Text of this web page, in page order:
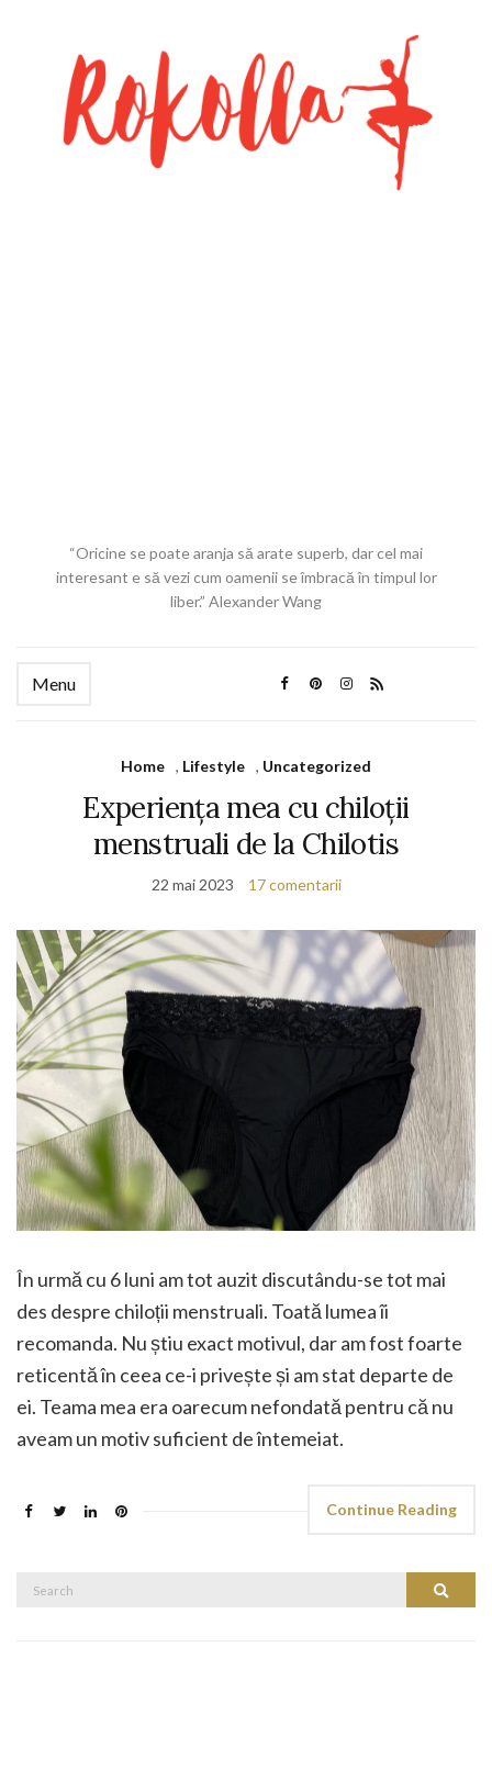
“Oricine se poate aranja să arate superb, dar cel mai
interesant e să vezi cum oamenii se îmbracă în timpul lor
liber.” Alexander Wang
Menu
Home , Lifestyle , Uncategorized
Experiența mea cu chiloții
menstruali de la Chilotis
22 mai 2023 17 comentarii
În urmă cu 6 luni am tot auzit discutându-se tot mai
des despre chiloții menstruali. Toată lumea îi
recomanda. Nu știu exact motivul, dar am fost foarte
reticentă în ceea ce-i privește și am stat departe de
ei. Teama mea era oarecum nefondată pentru că nu
aveam un motiv suficient de întemeiat.
Continue Reading
Search